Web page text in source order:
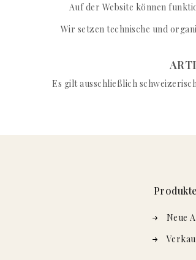
Auf der Website können
Wir setzen technische und
Es gilt ausschließlich
Produkte
Neue